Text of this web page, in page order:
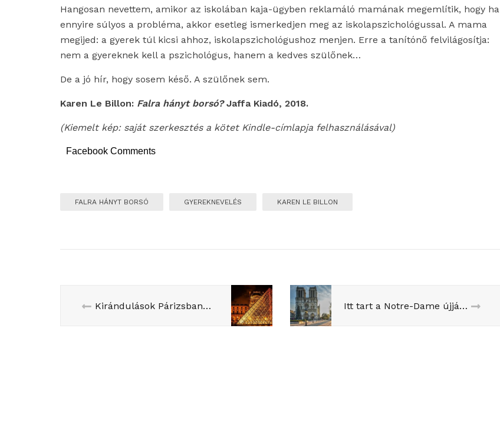
Hangosan nevettem, amikor az iskolában kaja-ügyben reklamáló mamának megemlítik, hogy ha
ennyire súlyos a probléma, akkor esetleg ismerkedjen meg az iskolapszichológussal. A mama
megijed: a gyerek túl kicsi ahhoz, iskolapszichológushoz menjen. Erre a tanítónő felvilágosítja:
nem a gyereknek kell a pszichológus, hanem a kedves szülőnek…
De a jó hír, hogy sosem késő. A szülőnek sem.
Karen Le Billon: Falra hányt borsó?Jaffa Kiadó, 2018.
(Kiemelt kép: saját szerkesztés a kötet Kindle-címlapja felhasználásával)
Facebook Comments
FALRA HÁNYT BORSÓ GYEREKNEVELÉS KAREN LE BILLON
Kirándulások Párizsban… és máshol Itt tart a Notre-Dame újjáépítése